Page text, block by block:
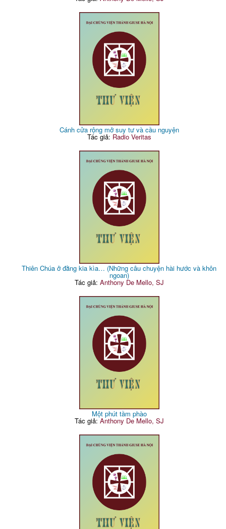
Cánh cửa rộng mở suy tư và cầu nguyện
Tác giả: Radio Veritas
Thiên Chúa ở đằng kia kìa… (Những câu chuyện hài hước và khôn
ngoan)
Tác giả: Anthony De Mello, SJ
Một phút tầm phào
Tác giả:Anthony De Mello, SJ